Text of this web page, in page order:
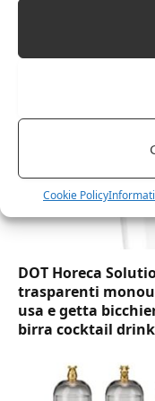
Cookie Policy
DOT Horeca
trasparenti
usa e getta
birra cocktail drink